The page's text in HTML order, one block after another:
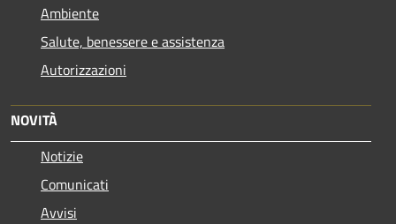
Ambiente
Salute, benessere e assistenza
Autorizzazioni
NOVITÀ
Notizie
Comunicati
Avvisi